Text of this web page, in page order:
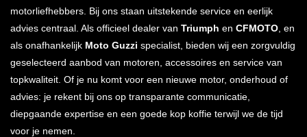
motorliefhebbers. Bij ons staan uitstekende service en eerlijk
advies centraal. Als officieel dealer van Triumph en CFMOTO , en
als onafhankelijk Moto Guzzi specialist, bieden wij een zorgvuldig
geselecteerd aanbod van motoren, accessoires en service van
topkwaliteit. Of je nu komt voor een nieuwe motor, onderhoud of
advies: je rekent bij ons op transparante communicatie,
diepgaande expertise en een goede kop koffie terwijl we de tijd
voor je nemen.